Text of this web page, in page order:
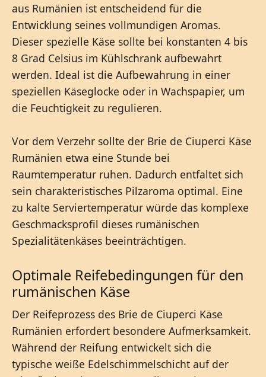
aus Rumänien ist entscheidend für die
Entwicklung seines vollmundigen Aromas.
Dieser spezielle Käse sollte bei konstanten 4 bis
8 Grad Celsius im Kühlschrank aufbewahrt
werden. Ideal ist die Aufbewahrung in einer
speziellen Käseglocke oder in Wachspapier, um
die Feuchtigkeit zu regulieren.
Vor dem Verzehr sollte der Brie de Ciuperci Käse
Rumänien etwa eine Stunde bei
Raumtemperatur ruhen. Dadurch entfaltet sich
sein charakteristisches Pilzaroma optimal. Eine
zu kalte Serviertemperatur würde das komplexe
Geschmacksprofil dieses rumänischen
Spezialitätenkäses beeinträchtigen.
Optimale Reifebedingungen für den
rumänischen Käse
Der Reifeprozess des Brie de Ciuperci Käse
Rumänien erfordert besondere Aufmerksamkeit.
Während der Reifung entwickelt sich die
typische weiße Edelschimmelschicht auf der